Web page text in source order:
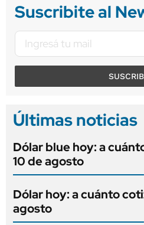
Suscribite al
Últimas noticias
Dólar blue hoy: a
10 de agosto
Dólar hoy: a cuánto
agosto